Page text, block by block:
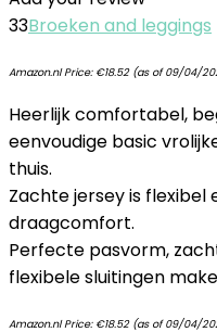
33Broeken and leggings
Amazon.nl Price: €18.52(as of 09/04/
Heerlijk comfortabel,
eenvoudige basic
thuis.
Zachte jersey is flexibel
draagcomfort.
Perfecte pasvorm,
flexibele sluitingen
Amazon.nl Price: €18.52(as of 09/04/